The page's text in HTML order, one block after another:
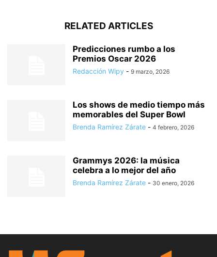
RELATED ARTICLES
Predicciones rumbo a los
Premios Oscar 2026
Redacción Wipy - 9 marzo, 2026
Los shows de medio tiempo más
memorables del Super Bowl
Brenda Ramírez Zárate - 4 febrero, 2026
Grammys 2026: la música
celebra a lo mejor del año
Brenda Ramírez Zárate - 30 enero, 2026